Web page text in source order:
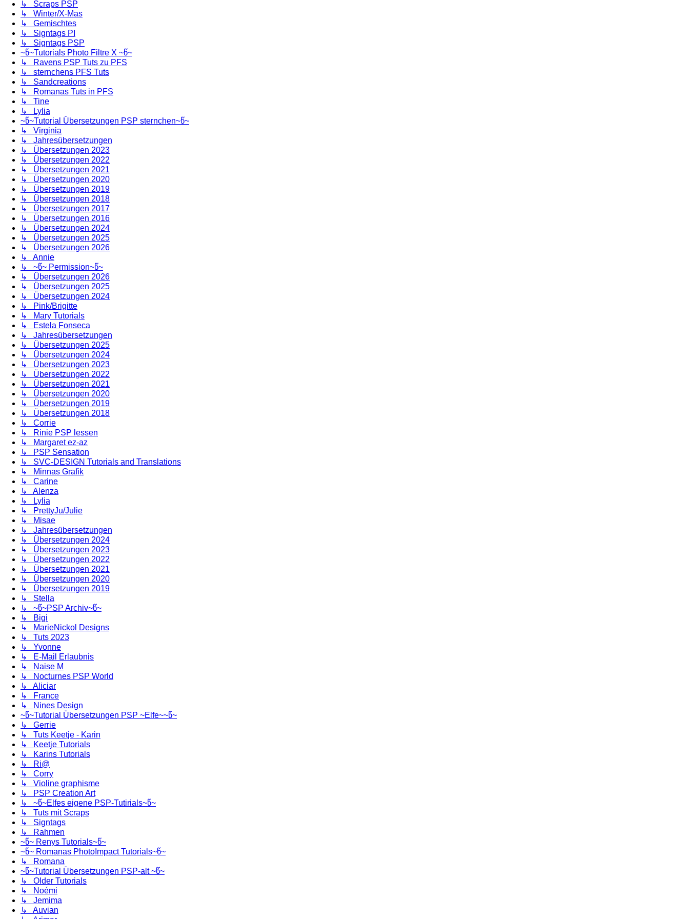
↳ Scraps PSP
↳ Winter/X-Mas
↳ Gemischtes
↳ Signtags PI
↳ Signtags PSP
~წ~Tutorials Photo Filtre X ~წ~
↳ Ravens PSP Tuts zu PFS
↳ sternchens PFS Tuts
↳ Sandcreations
↳ Romanas Tuts in PFS
↳ Tine
↳ Lylia
~წ~Tutorial Übersetzungen PSP sternchen~წ~
↳ Virginia
↳ Jahresübersetzungen
↳ Übersetzungen 2023
↳ Übersetzungen 2022
↳ Übersetzungen 2021
↳ Übersetzungen 2020
↳ Übersetzungen 2019
↳ Übersetzungen 2018
↳ Übersetzungen 2017
↳ Übersetzungen 2016
↳ Übersetzungen 2024
↳ Übersetzungen 2025
↳ Übersetzungen 2026
↳ Annie
↳ ~წ~ Permission~წ~
↳ Übersetzungen 2026
↳ Übersetzungen 2025
↳ Übersetzungen 2024
↳ Pink/Brigitte
↳ Mary Tutorials
↳ Estela Fonseca
↳ Jahresübersetzungen
↳ Übersetzungen 2025
↳ Übersetzungen 2024
↳ Übersetzungen 2023
↳ Übersetzungen 2022
↳ Übersetzungen 2021
↳ Übersetzungen 2020
↳ Übersetzungen 2019
↳ Übersetzungen 2018
↳ Corrie
↳ Rinie PSP lessen
↳ Margaret ez-az
↳ PSP Sensation
↳ SVC-DESIGN Tutorials and Translations
↳ Minnas Grafik
↳ Carine
↳ Alenza
↳ Lylia
↳ PrettyJu/Julie
↳ Misae
↳ Jahresübersetzungen
↳ Übersetzungen 2024
↳ Übersetzungen 2023
↳ Übersetzungen 2022
↳ Übersetzungen 2021
↳ Übersetzungen 2020
↳ Übersetzungen 2019
↳ Stella
↳ ~წ~PSP Archiv~წ~
↳ Bigi
↳ MarieNickol Designs
↳ Tuts 2023
↳ Yvonne
↳ E-Mail Erlaubnis
↳ Naise M
↳ Nocturnes PSP World
↳ Aliciar
↳ France
↳ Nines Design
~წ~Tutorial Übersetzungen PSP ~Elfe~~წ~
↳ Gerrie
↳ Tuts Keetje - Karin
↳ Keetje Tutorials
↳ Karins Tutorials
↳ Ri@
↳ Corry
↳ Violine graphisme
↳ PSP Creation Art
↳ ~წ~Elfes eigene PSP-Tutirials~წ~
↳ Tuts mit Scraps
↳ Signtags
↳ Rahmen
~წ~ Renys Tutorials~წ~
~წ~ Romanas PhotoImpact Tutorials~წ~
↳ Romana
~წ~Tutorial Übersetzungen PSP-alt ~წ~
↳ Older Tutorials
↳ Noémi
↳ Jemima
↳ Auvian